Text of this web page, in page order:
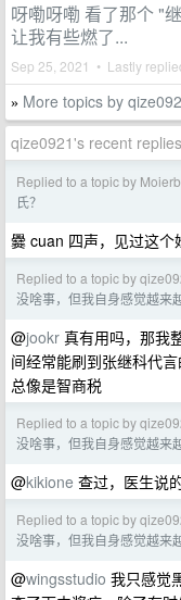
呀嘞呀嘞 看了那个 "
让我有些燃了...
Sep 25, 2021 • Lastly
» More topics by
qize0921's recent replies
Replied to a topic by
氏？
爨 cuan 四声，见过这个
Replied to a topic by
没啥事，但我自身感觉越来
@jookr 真有用吗，那我
间经常能刷到张继科代
总像是智商税
Replied to a topic by
没啥事，但我自身感觉越来
@kikione 查过，医生说
Replied to a topic by
没啥事，但我自身感觉越来
@wingsstudio 我只感觉